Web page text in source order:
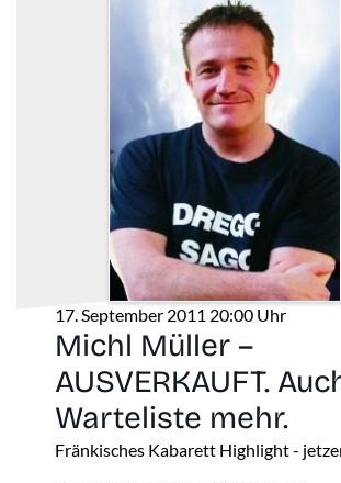
17. September 2011 20:00 Uhr
Michl Müller –
AUSVERKAUFT.
Warteliste mehr.
Fränkisches Kabarett Highlight -